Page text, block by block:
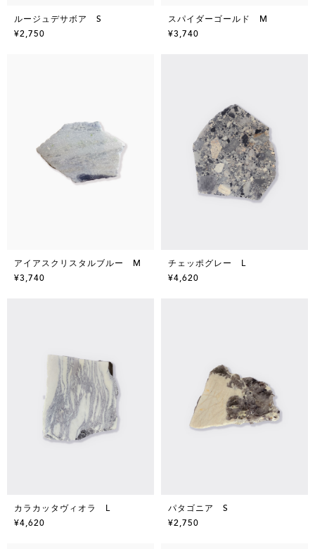
ルージュデサボア S
¥2,750
スパイダーゴールド M
¥3,740
アイアスクリスタルブルー M
¥3,740
チェッポグレー L
¥4,620
カラカッタヴィオラ L
¥4,620
パタゴニア S
¥2,750